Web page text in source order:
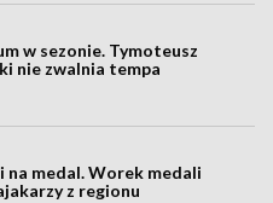
w sezonie. Tymoteusz
nie zwalnia tempa
na medal. Worek medali
z regionu